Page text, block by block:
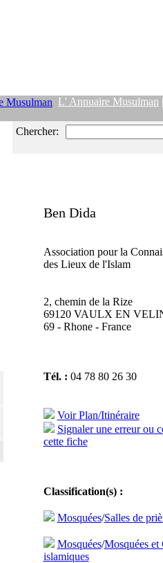
L' Annuaire Musulman
Chercher:
Ben Dida
Association pour la
des Lieux de l'Islam
2, chemin de la Rize
69120 VAULX EN
69 - Rhone - France
Tél. : 04 78 80 26 30
Voir Plan/Itinéraire
Signaler une erreur ou
cette fiche
Classification(s) :
Mosquées/Salles de
Mosquées/Mosquées et
islamiques